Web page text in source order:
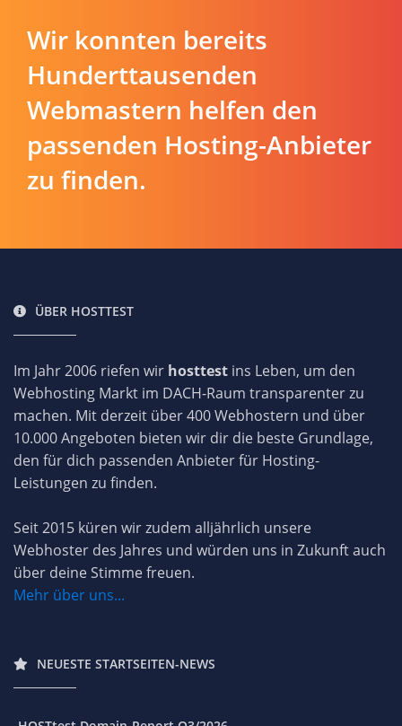
Wir konnten bereits
Hunderttausenden
Webmastern helfen den
passenden Hosting-Anbieter
zu finden.
ÜBER HOSTTEST
Im Jahr 2006 riefen wir hosttest ins Leben, um den
Webhosting Markt im DACH-Raum transparenter zu
machen. Mit derzeit über 400 Webhostern und über
10.000 Angeboten bieten wir dir die beste Grundlage,
den für dich passenden Anbieter für Hosting-
Leistungen zu finden.
Seit 2015 küren wir zudem alljährlich unsere
Webhoster des Jahres und würden uns in Zukunft auch
über deine Stimme freuen.
Mehr über uns...
NEUESTE STARTSEITEN-NEWS